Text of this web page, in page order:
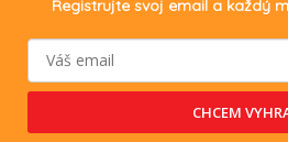
TURANCAR Travel s.r.o., Bratislavská
55028241, IČ DPH: SK 2121898768.
Registrujte svoj email a každý
CHCEM